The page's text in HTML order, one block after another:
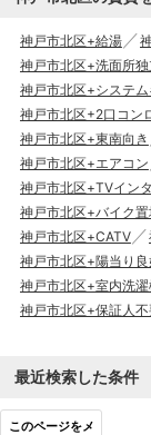
神戸市北区+給湯
神戸市北区+洗面所独
神戸市北区+システ
神戸市北区+2口コン
神戸市北区+東南向き
神戸市北区+エアコン
神戸市北区+TVイン
神戸市北区+バイク
神戸市北区+CATV
神戸市北区+陽当り
神戸市北区+室内洗
神戸市北区+保証人
最近検索した条件
このページをメ